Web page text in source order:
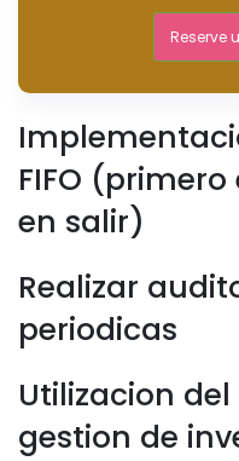
Reserve
FIFO
en salir)
Realizar
periodicas
Utilizacion
gestion de